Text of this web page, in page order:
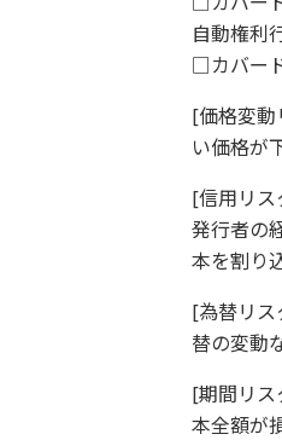
自動権利
□カバー
[価格変動
い価格が
[信用リス
発行者の
本を割り
[為替リス
替の変動
[期間リス
本全額が